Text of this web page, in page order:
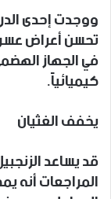
ووجدت إحدى
تحسن أعراض
في الجهاز
كيميائياً.
يخفف الغثيان
قد يساعد
المراجعات أنه